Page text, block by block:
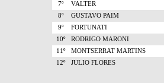
7º
VALTER
8º
GUSTAVO PAIM
9º
FORTUNATI
10º
RODRIGO MARONI
11º
MONTSERRAT MARTINS
12º
JULIO FLORES